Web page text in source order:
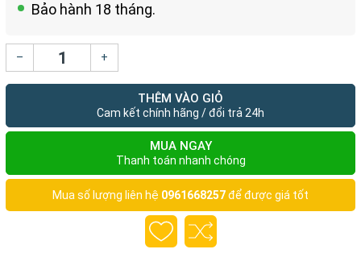
Bảo hành 18 tháng.
– +
THÊM VÀO GIỎ
Cam kết chính hãng / đổi trả 24h
MUA NGAY
Thanh toán nhanh chóng
Mua số lượng liên hệ 0961668257để được giá tốt